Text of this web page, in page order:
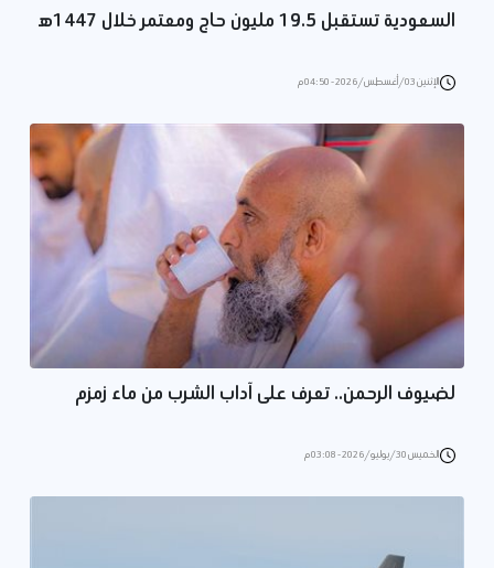
السعودية تستقبل 19.5 مليون حاج ومعتمر خلال 1447ه‍
الإثنين 03/أغسطس/2026 - 04:50 م
لضيوف الرحمن.. تعرف على آداب الشرب من ماء زمزم
الخميس 30/يوليو/2026 - 03:08 م